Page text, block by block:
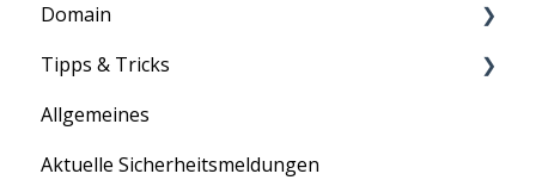
Anleitung
Information
Domain
Informationen
Tipps & Tricks
Allgemein
ASV-Scan
Allgemeines
Aktuelle Sicherheitsmeldungen